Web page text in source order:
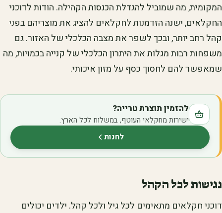
המקומית, מה שמוביל להגדלת הכנסות הקהילה. הודות לדוכני
החקלאים, ישנה הזדמנות לחקלאים להציג את מוצריהם בפני
קהל רחב יותר, ובכך לשפר את מצבה הכלכלי של האזור. גם
משפחות רבות מגלות את היתרון הכלכלי של קנייה בכמויות, מה
שמאפשר להם לחסוך כסף על מזון איכותי.
להזמין תוצרת טרייה?
ישירות מחקלאי העוטף, במשלוח לכל הארץ.
לחנות(נפתח בלשונית חדשה)
נגישות לכל הקהל
דוכני חקלאים מתאימים לכל גיל ולכל קהל. ילדים יכולים